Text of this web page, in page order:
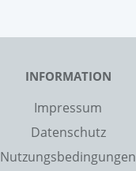
INFORMATION
Impressum
Datenschutz
Nutzungsbedingungen